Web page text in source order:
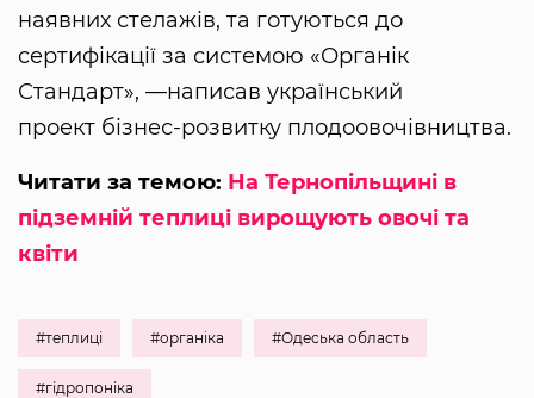
наявних стелажів, та готуються до
сертифікації за системою «Органік
Стандарт», —написав український
проект бізнес-розвитку плодоовочівництва.
Читати за темою: На Тернопільщині в
підземній теплиці вирощують овочі та
квіти
#теплиці #органіка #Одеська область
#гідропоніка